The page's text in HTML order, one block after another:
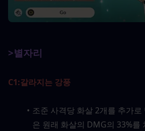
>별자리
C1:갈라지는 강풍
조준 사격당 화살 2개를 추가
은 원래 화살의 DMG의 33%를